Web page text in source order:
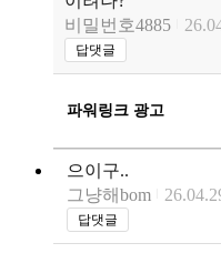
비밀번호4885
답댓글
파워링크 광고
으이구..
그냥해bom
답댓글